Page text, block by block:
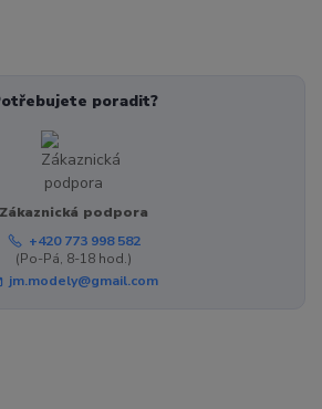
poradit?
Zákaznická podpora
+420 773 998 582
(Po-Pá, 8-18 hod.)
jm.modely@gmail.com